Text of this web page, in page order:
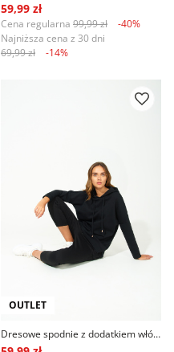
59,99 zł
Cena regularna 99,99 zł
-40%
Najniższa cena z 30 dni
69,99 zł
-14%
OUTLET
Dresowe spodnie z dodatkiem włókien ekologicznych, czarne